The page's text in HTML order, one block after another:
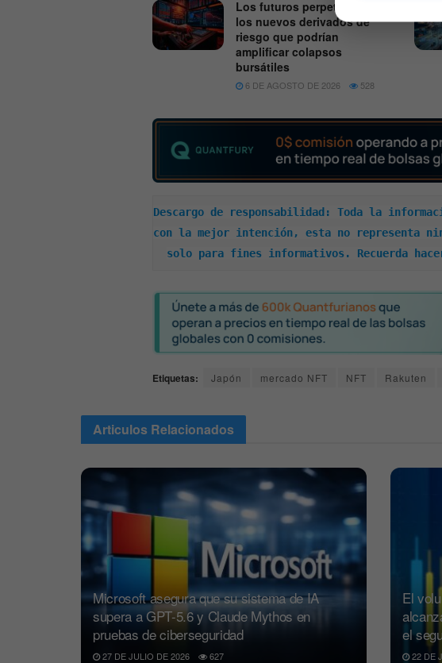
Los futuros perpetuos son
los nuevos derivados de
riesgo que podrían
amplificar colapsos
bursátiles
6 DE AGOSTO DE 2026 528
Descargo de responsabilidad: Toda la
con la mejor intención, esta no representa
solo para fines informativos. Recuerda
Etiquetas: Japón mercado NFT NFT Rakuten
Articulos Relacionados
Microsoft asegura que su sistema de IA
supera a GPT-5.6 y Claude Mythos en
pruebas de ciberseguridad
27 DE JULIO DE 2026 627
El
el
22 DE